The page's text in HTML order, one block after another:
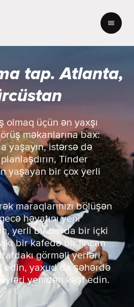
tap. Atlanta,
olmaq üçün ən yaxşı
məkanlarına bax:
yaşayın, istərsə də
Tinder
yaşayan bir çox yerli
maraqlarınızı bölüşən
həyatını yeni
yerli bir barda bir içki
bir kafedə bir fincan
görməli yerləri
edin, yaxud da şəhərdə
yenidən kəşf edin.